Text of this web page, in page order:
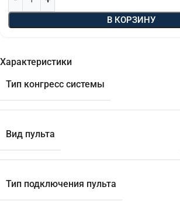
В КОРЗИНУ
Характеристики
Тип конгресс системы
Вид пульта
Тип подключения пульта